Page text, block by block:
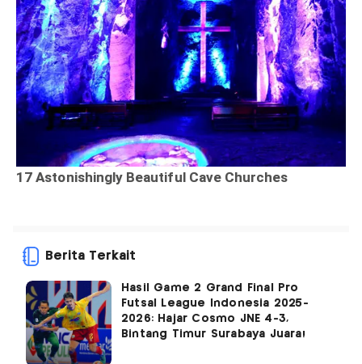
Berita Terkait
Hasil Game 2 Grand Final Pro
Futsal League Indonesia 2025-
2026: Hajar Cosmo JNE 4-3,
Bintang Timur Surabaya Juara!